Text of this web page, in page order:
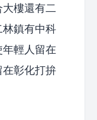
樓還有二
鎮有中科
輕人留在
彰化打拚